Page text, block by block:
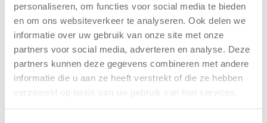
personaliseren, om functies voor social media te bieden
en om ons websiteverkeer te analyseren. Ook delen we
informatie over uw gebruik van onze site met onze
partners voor social media, adverteren en analyse. Deze
partners kunnen deze gegevens combineren met andere
informatie die u aan ze heeft verstrekt of die ze hebben
verzameld op basis van uw gebruik van hun services.
Kinderen BSO
De
Westerburcht
trainen alvast
voor Kids First
Mini 4 Mijl
7 augustus 2026
Kids First
tekent
koopcontract
voor nieuw
kindcentrum in
wijk Wiarda in
Leeuwarden
11 juni 2026